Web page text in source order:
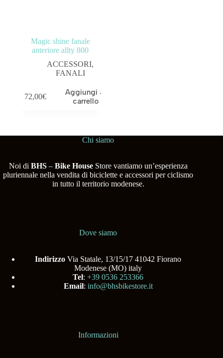
OUTLET
Magic shine fanale
anteriore allty 800
ACCESSORI,
FANALI
72,00€
Aggiungi al
carrello
Chi siamo
Noi di BHS– Bike HouseStore vantiamo un’esperienza
pluriennale nella vendita di biciclette e accessori per ciclismo
in tutto il territorio modenese.
Dove siamo
Indirizzo Via Statale, 13/15/17 41042 Fiorano
Modenese (MO) italy
Tel:+39 0536 253366
Email: info@bhsbikestore.it
Informazioni